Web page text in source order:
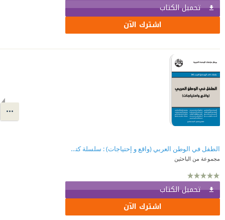
تحميل الكتاب
اشترك الآن
الطفل في الوطن العربي (واقع و إحتياجات) : سلسلة كتب المستقبل العربي
مجموعة من الباحثين
تحميل الكتاب
اشترك الآن